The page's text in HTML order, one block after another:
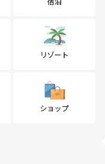
リゾート
ショップ